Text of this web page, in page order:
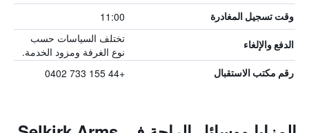
وقت تسجيل المغادرة 11:00
الدفع والإلغاء
تختلف السياسات حسب
نوع الغرفة ومزود الخدمة.
رقم مكتب الاستقبال +44 155 733 0402